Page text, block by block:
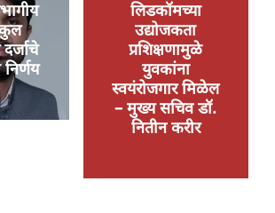
दर्जाचे
लिडकॉमच्या
उद्योजकता
प्रशिक्षणामुळे
युवकांना
स्वयंरोजगार मिळेल
– मुख्य सचिव डॉ.
नितीन करीर